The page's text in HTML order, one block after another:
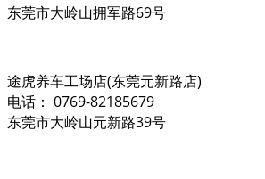
东莞市大岭山拥军路69号
途虎养车工场店(东莞元新路店)
电话： 0769-82185679
东莞市大岭山元新路39号